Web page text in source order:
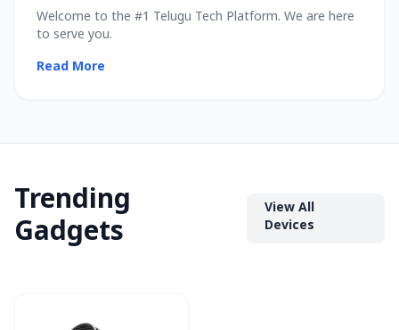
Welcome to the #1 Telugu Tech Platform. We are here
to serve you.
Read More
Trending
Gadgets
View All
Devices